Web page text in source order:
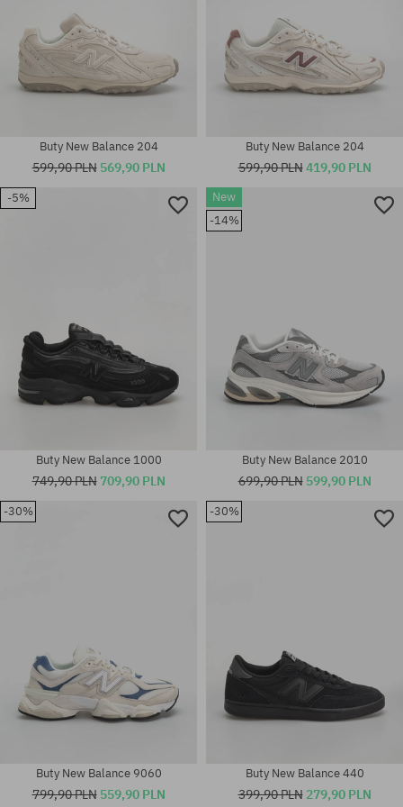
Dostępne rozmiary:
36; 37; 37.5; 38; 38.5; 39.5; 40;
40.5; 41.5; 42; 42.5; 43; 44;
Buty New Balance 204
599,90 PLN 569,90 PLN
Buty New Balance 204
599,90 PLN419,90 PLN
-5%
Buty New Balance 1000
749,90 PLN 709,90 PLN
New
-14%
Buty New Balance 2010
699,90 PLN 599,90 PLN
-30%
Buty New Balance 9060
799,90 PLN 559,90 PLN
-30%
Buty New Balance 440
399,90 PLN 279,90 PLN